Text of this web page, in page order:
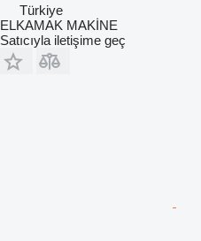
Türkiye
ELKAMAK MAKİNE
Satıcıyla iletişime geç